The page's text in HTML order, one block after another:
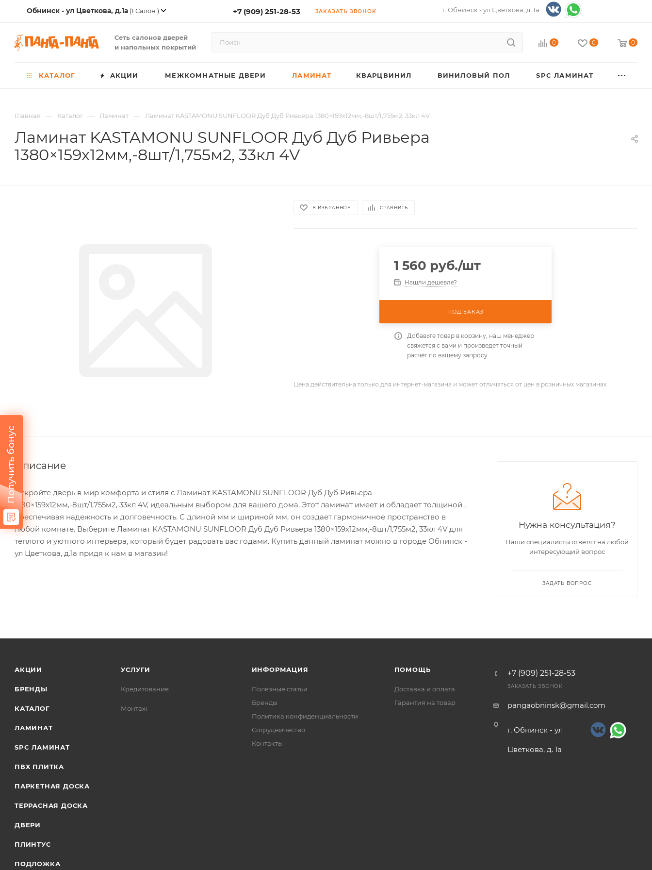
Обнинск - ул Цветкова, д.1а (1 Салон ) +7 (909) 251-28-53 ЗАКАЗАТЬ ЗВОНОК г. Обнинск - ул Цветкова, д. 1а
Сеть салонов дверей
и напольных покрытий
0 0 0
КАТАЛОГ АКЦИИ МЕЖКОМНАТНЫЕ ДВЕРИ ЛАМИНАТ КВАРЦВИНИЛ ВИНИЛОВЫЙ ПОЛ SPC ЛАМИНАТ
Главная — Каталог — Ламинат — Ламинат KASTAMONU SUNFLOOR Дуб Дуб Ривьера 1380×159х12мм,-8шт/1,755м2, 33кл 4V
Ламинат KASTAMONU SUNFLOOR Дуб Дуб Ривьера
1380×159х12мм,-8шт/1,755м2, 33кл 4V
В ИЗБРАННОЕ СРАВНИТЬ
1 560 руб./шт
Нашли дешевле?
ПОД ЗАКАЗ
Добавьте товар в корзину, наш менеджер
свяжется с вами и произведет точный
расчёт по вашему запросу
Цена действительна только для интернет-магазина и может отличаться от цен в розничных магазинах
Описание
Откройте дверь в мир комфорта и стиля с Ламинат KASTAMONU SUNFLOOR Дуб Дуб Ривьера
1380×159х12мм,-8шт/1,755м2, 33кл 4V, идеальным выбором для вашего дома. Этот ламинат имеет и обладает толщиной ,
обеспечивая надежность и долговечность. С длиной мм и шириной мм, он создает гармоничное пространство в
любой комнате. Выберите Ламинат KASTAMONU SUNFLOOR Дуб Дуб Ривьера 1380×159х12мм,-8шт/1,755м2, 33кл 4V для
теплого и уютного интерьера, который будет радовать вас годами. Купить данный ламинат можно в городе Обнинск -
ул Цветкова, д.1а придя к нам в магазин!
Нужна консультация?
Наши специалисты ответят на любой
интересующий вопрос
ЗАДАТЬ ВОПРОС
АКЦИИ
БРЕНДЫ
КАТАЛОГ
ЛАМИНАТ
SPC ЛАМИНАТ
ПВХ ПЛИТКА
ПАРКЕТНАЯ ДОСКА
ТЕРРАСНАЯ ДОСКА
ДВЕРИ
ПЛИНТУС
ПОДЛОЖКА
УСЛУГИ
Кредитование
Монтаж
ИНФОРМАЦИЯ
Полезные статьи
Бренды
Политика конфиденциальности
Сотрудничество
Контакты
ПОМОЩЬ
Доставка и оплата
Гарантия на товар
+7 (909) 251-28-53
ЗАКАЗАТЬ ЗВОНОК
pangaobninsk@gmail.com
г. Обнинск - ул
Цветкова, д. 1а
Получить бонус